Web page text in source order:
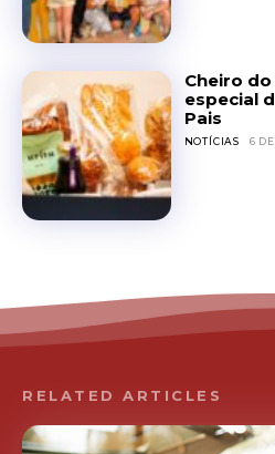
Cheiro
especial
Pais
NOTÍCIAS 6
RELATED ARTICLES